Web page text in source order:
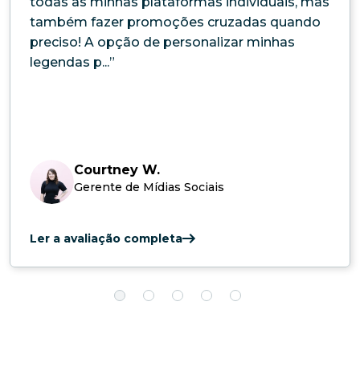
também fazer promoções cruzadas quando
preciso! A opção de personalizar minhas
legendas p...”
Courtney W.
Gerente de Mídias Sociais
Ler a avaliação completa